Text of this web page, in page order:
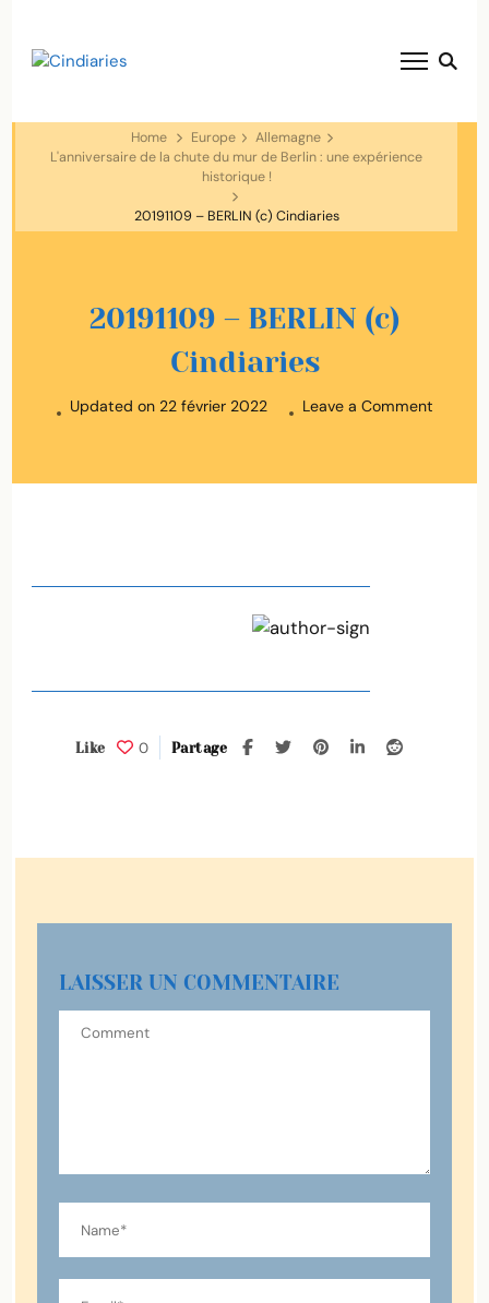
Home Europe
Allemagne
L'anniversaire de la chute du mur de Berlin : une expérience
historique !
20191109 – BERLIN (c) Cindiaries
20191109 – BERLIN (c)
Cindiaries
Updated on 22 février 2022 Leave a Commenton
0
Like Partage
LAISSER UN COMMENTAIRE